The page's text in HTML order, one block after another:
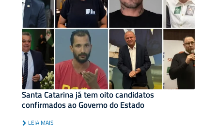
Santa Catarina já tem oito candidatos
confirmados ao Governo do Estado
LEIA MAIS